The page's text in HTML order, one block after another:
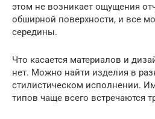
этом не возникает ощущения
обширной поверхности, и все
середины.
Что касается материалов и
нет. Можно найти изделия в
стилистическом исполнении.
типов чаще всего встречаются